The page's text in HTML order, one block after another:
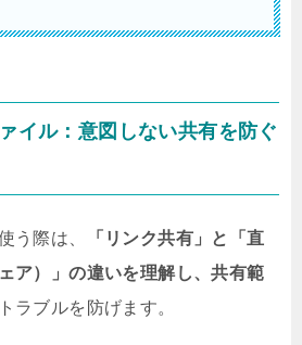
イル：意図しない共有を防ぐ
う際は、
「リンク共有」と「直
ア）」の違いを理解し、共有範
ラブルを防げます。